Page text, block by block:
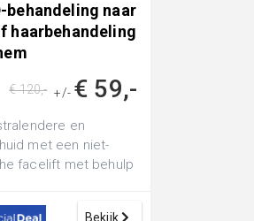
behandeling naar
haarbehandeling
+/- € 59,-
€ 120,-
en
met een niet-
facelift met behulp
Bekijk